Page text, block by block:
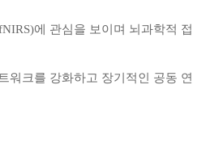
에 관심을 보이며 뇌과학적 접
워크를 강화하고 장기적인 공동 연